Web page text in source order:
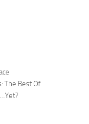
The Best Of